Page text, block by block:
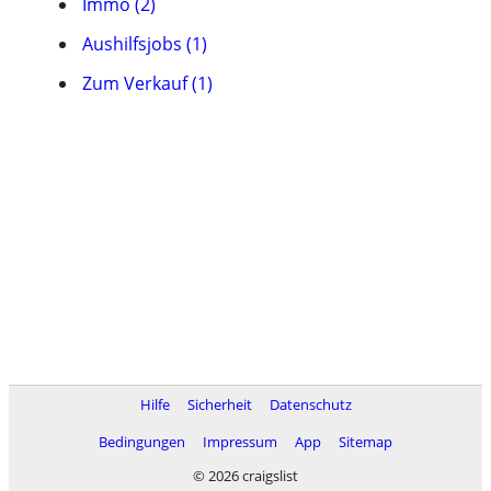
Aushilfsjobs (1)
Zum Verkauf (1)
Hilfe Sicherheit
Datenschutz
Bedingungen
Impressum App
Sitemap
© 2026 craigslist